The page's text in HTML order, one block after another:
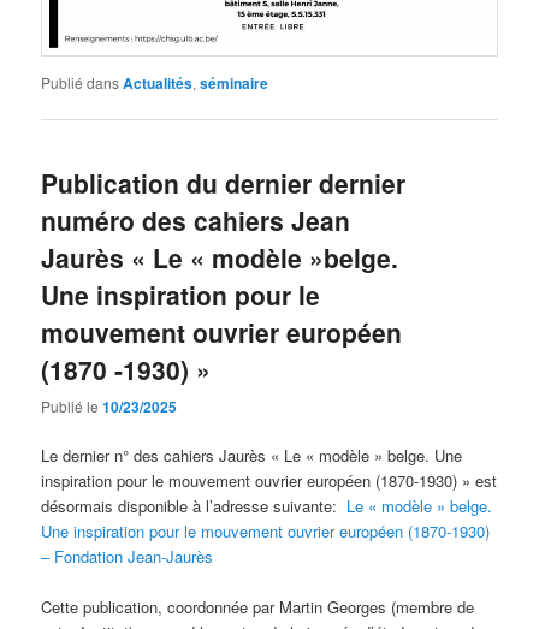
Publié dansActualités,séminaire
Publication du dernier dernier
numéro des cahiers Jean
Jaurès « Le « modèle »belge.
Une inspiration pour le
mouvement ouvrier européen
(1870 -1930) »
Publié le10/23/2025
Le dernier n° des cahiers Jaurès « Le « modèle » belge. Une
inspiration pour le mouvement ouvrier européen (1870-1930) » est
désormais disponible à l’adresse suivante: Le « modèle » belge.
Une inspiration pour le mouvement ouvrier européen (1870-1930)
– Fondation Jean-Jaurès
Cette publication, coordonnée par Martin Georges (membre de